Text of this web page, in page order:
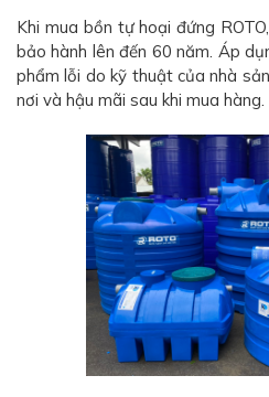
Khi mua bồn tự hoại đứng
bảo hành lên đến 60 năm. Áp
phẩm lỗi do kỹ thuật của nhà
nơi và hậu mãi sau khi mua hàng.